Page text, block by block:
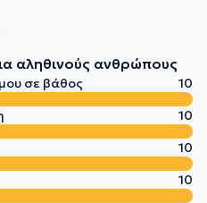
αληθινούς ανθρώπους
σε βάθος
10
10
10
10